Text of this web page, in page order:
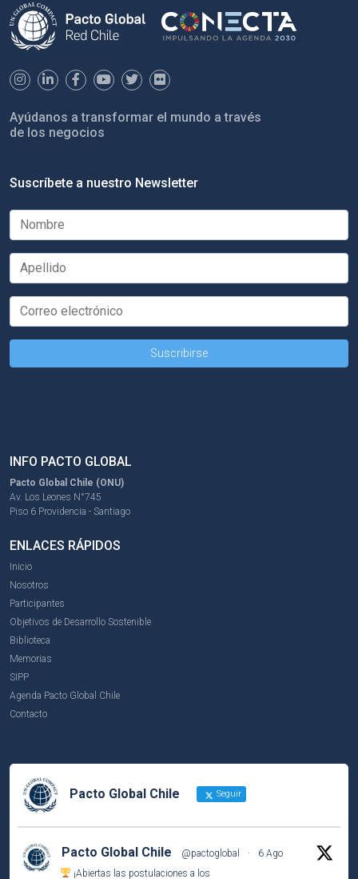
Ayúdanos a transformar el mundo a través
de los negocios
Suscríbete a nuestro Newsletter
INFO PACTO GLOBAL
Pacto Global Chile (ONU)
Av. Los Leones N°745
Piso 6 Providencia - Santiago
ENLACES RÁPIDOS
Inicio
Nosotros
Participantes
Objetivos de Desarrollo Sostenible
Biblioteca
Memorias
SIPP
Agenda Pacto Global Chile
Contacto
Pacto Global Chile Seguir
Pacto Global Chile @pactoglobal ·
6 Ago
¡Abiertas las postulaciones a los